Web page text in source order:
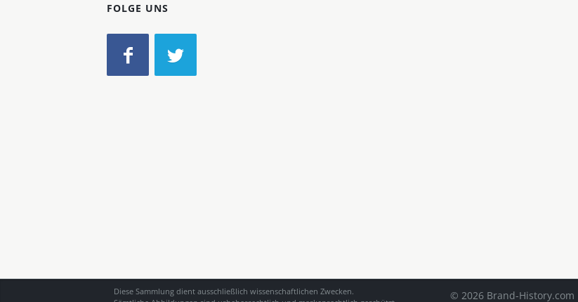
FOLGE UNS
© 2026 Brand-History.com
Diese Sammlung dient ausschließlich wissenschaftlichen Zwecken.